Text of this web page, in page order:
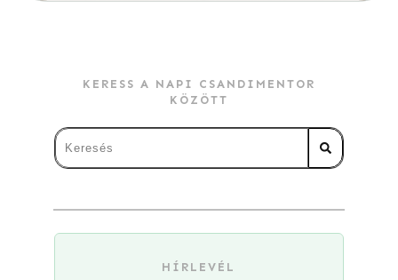
KERESS A NAPI CSANDIMENTOR
KÖZÖTT
HÍRLEVÉL